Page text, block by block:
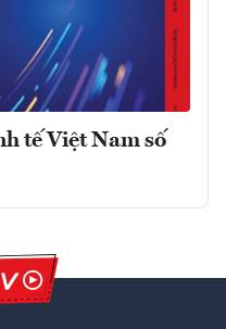
tế Việt Nam số